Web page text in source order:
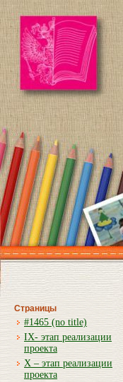
Страницы
#1465 (no title)
IX- этап реализации
проекта
X – этап реализации
проекта